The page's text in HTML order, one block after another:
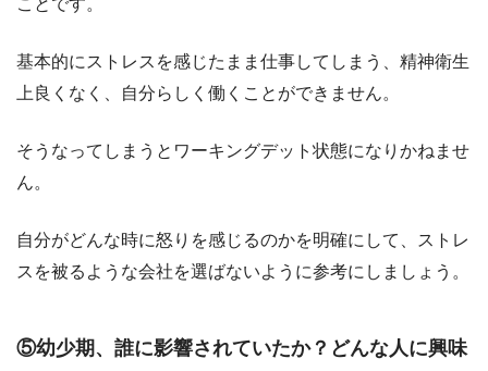
基本的にストレスを感じたまま仕事してしまう、精神衛生
上良くなく、自分らしく働くことができません。
そうなってしまうとワーキングデット状態になりかねませ
ん。
自分がどんな時に怒りを感じるのかを明確にして、ストレ
スを被るような会社を選ばないように参考にしましょう。
⑤幼少期、誰に影響されていたか？どんな人に興味